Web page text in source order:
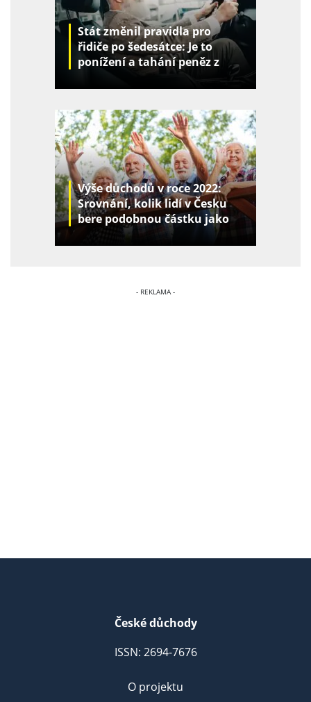
Stát změnil pravidla pro
řidiče po šedesátce: Je to
ponížení a tahání peněz z
Výše důchodů v roce 2022:
Srovnání, kolik lidí v Česku
bere podobnou částku jako
České důchody
ISSN: 2694-7676
O projektu